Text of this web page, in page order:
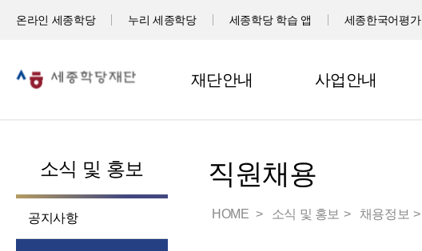
온라인 세종학당 누리 세종학당 세종학당 학습 앱 세종한국어평가
재단안내 사업안내
소식 및 홍보
공지사항
직원채용
HOME 소식 및 홍보 채용정보